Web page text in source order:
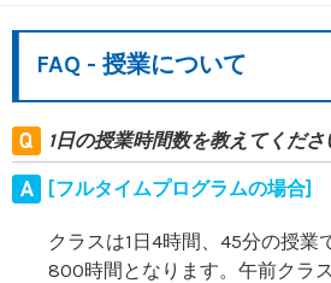
FAQ - 授業について
1日の授業時間数を教えてくださ
[フルタイムプログラムの場合]
クラスは1日4時間、45分の授業
800時間となります。午前クラ